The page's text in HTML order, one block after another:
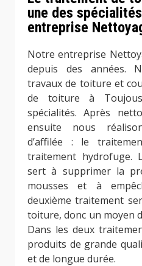
une des
entreprise
Notre entreprise
depuis des années.
travaux de toiture et
de toiture à
spécialités. Après
ensuite nous
d’affilée : le
traitement hydrofuge.
sert à supprimer la
mousses et à
deuxième traitement
toiture, donc un moyen
Dans les deux
produits de grande
et de longue durée.